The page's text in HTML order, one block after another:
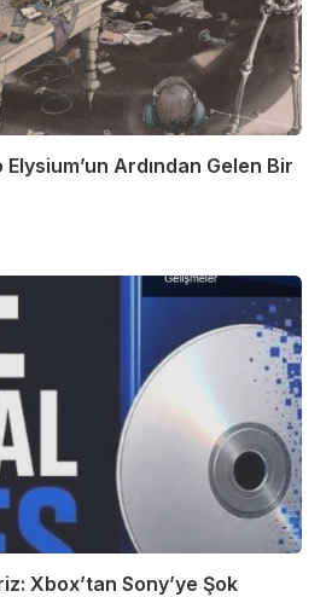
Ardından Gelen Bir
Xbox’tan Sony’ye Şok